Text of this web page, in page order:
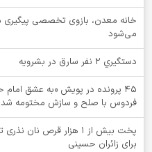
خانه معدن، بازوی تخصصی پیگیری
می‌شود
دستگيري 2 نفر سارق در بشرويه
۴۵ پرونده در پویش «به عشق
فردوس با صلح و سازش مختومه شد
پخت بیش از 1 هزار قرص
برای زائران حسینی